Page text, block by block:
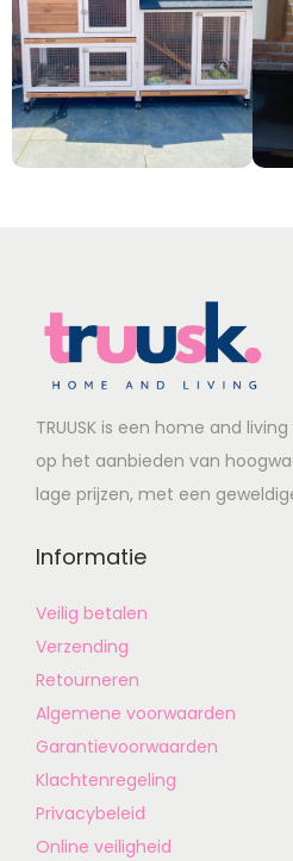
TRUUSK is een home and
op het aanbieden van
lage prijzen, met een
Informatie
Veilig betalen
Verzending
Retourneren
Algemene voorwaarden
Garantievoorwaarden
Klachtenregeling
Privacybeleid
Online veiligheid